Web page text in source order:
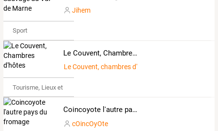
Jihem
Sport
Le Couvent, Chambres d'hôtes
Le Couvent, chambres d'hôtes
Tourisme, Lieux et Événements
Coincoyote l'autre pays du fromage
cOincOyOte